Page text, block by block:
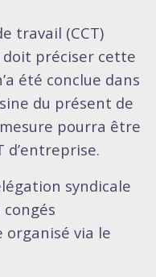
travail (CCT)
doit préciser cette
été conclue dans
du présent de
pourra être
d’entreprise.
syndicale
via le